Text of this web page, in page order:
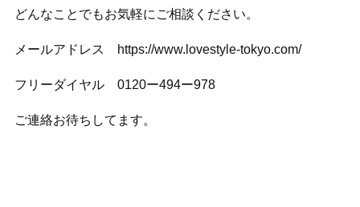
どんなことでもお気軽にご相談ください。
メールアドレス https://www.lovestyle-tokyo.com/
フリーダイヤル 0120ー494ー978
ご連絡お待ちしてます。